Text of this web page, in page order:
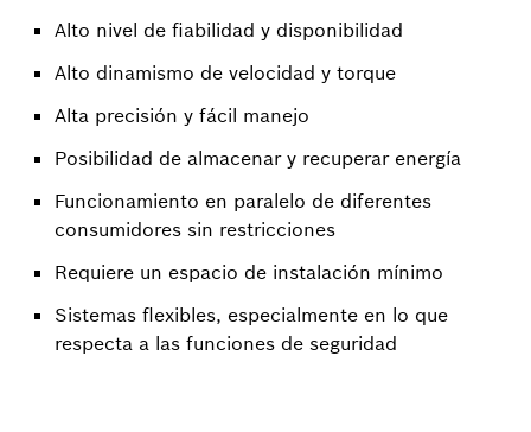
Alto nivel de fiabilidad y disponibilidad
Alto dinamismo de velocidad y torque
Alta precisión y fácil manejo
Posibilidad de almacenar y recuperar energía
Funcionamiento en paralelo de diferentes
consumidores sin restricciones
Requiere un espacio de instalación mínimo
Sistemas flexibles, especialmente en lo que
respecta a las funciones de seguridad